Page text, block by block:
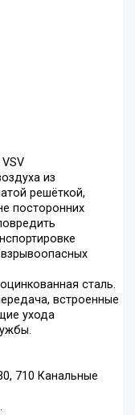
из
решёткой,
посторонних
взрывоопасных
сталь.
встроенные
ухода
710 Канальные